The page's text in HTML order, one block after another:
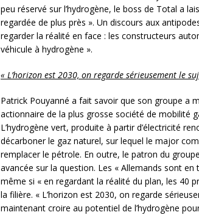
peu réservé sur l’hydrogène, le boss de Total a
regardée de plus près ». Un discours aux
regarder la réalité en face : les constructeurs
véhicule à hydrogène ».
« L’horizon est 2030, on regarde sérieusement le
Patrick Pouyanné a fait savoir que son groupe a
actionnaire de la plus grosse société de mobilité
L’hydrogène vert, produite à partir d’électricité
décarboner le gaz naturel, sur lequel le major
remplacer le pétrole. En outre, le patron du
avancée sur la question. Les « Allemands sont
même si « en regardant la réalité du plan, les 40
la filière. « L’horizon est 2030, on regarde
maintenant croire au potentiel de l’hydrogène